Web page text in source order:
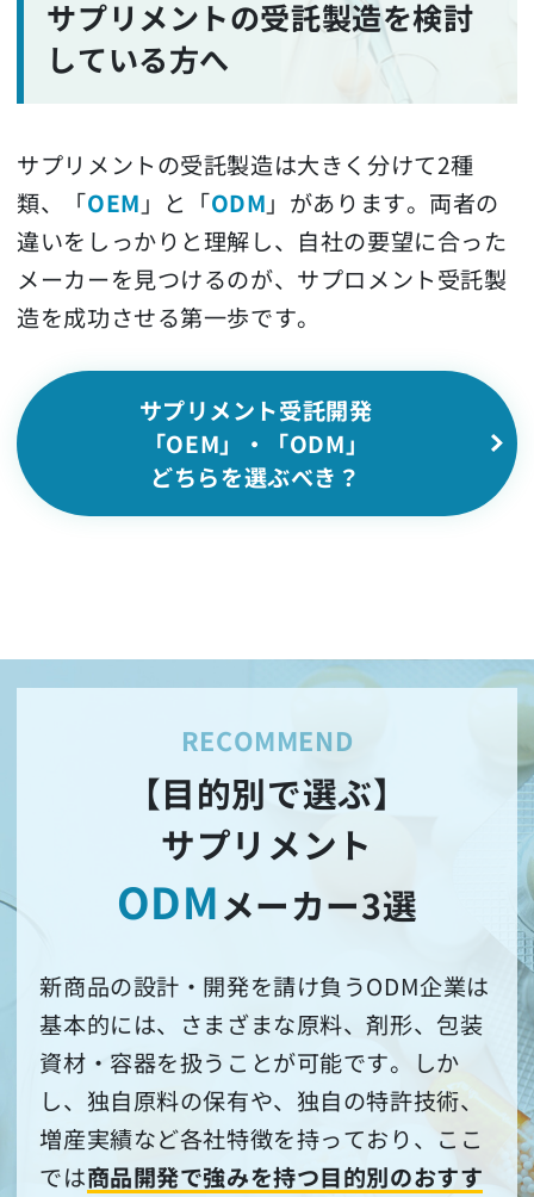
サプリメントの受託製造を検討
している方へ
サプリメントの受託製造は大きく分けて2種
類、「OEM 」と「ODM 」があります。両者の
違いをしっかりと理解し、自社の要望に合った
メーカーを見つけるのが、サプロメント受託製
造を成功させる第一歩です。
サプリメント受託開発
「OEM」・「ODM」
どちらを選ぶべき？
【目的別で選ぶ】
サプリメント
ODMメーカー3選
新商品の設計・開発を請け負うODM企業は
基本的には、さまざまな原料、剤形、包装
資材・容器を扱うことが可能です。しか
し、独自原料の保有や、独自の特許技術、
増産実績など各社特徴を持っており、ここ
では商品開発で強みを持つ目的別のおすす